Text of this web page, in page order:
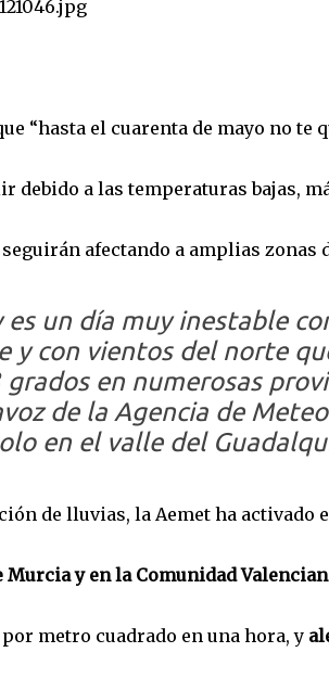
“hasta el cuarenta de mayo no te
debido a las temperaturas bajas,
afectando a amplias zonas
es un día muy inestable
y con vientos del norte
grados en numerosas
de la Agencia de
en el valle del
de lluvias, la Aemet ha activado
Murcia y en la Comunidad
metro cuadrado en una hora, y